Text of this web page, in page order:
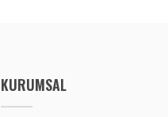
KURUMSAL